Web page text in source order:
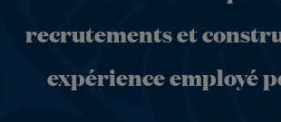
recrutements et
expérience employé